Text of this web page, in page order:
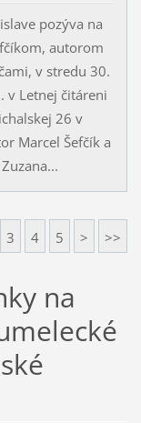
pozýva na
autorom
v stredu 30.
v Letnej čitáreni
26 v
Marcel Šefčík a
3 4 5 > >>
na